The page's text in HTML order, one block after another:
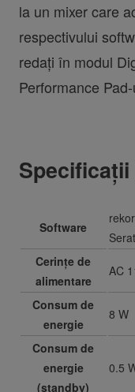
la un mixer care
respectivului
redați în modul
Performance
Specificații
Software
Cerințe de
alimentare
AC
Consum de
energie
8 W
Consum de
energie
(standby)
0.5